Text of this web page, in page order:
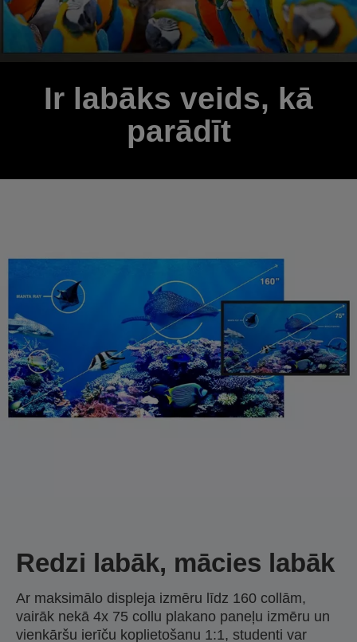
Ir labāks veids, kā
parādīt
Redzi labāk, mācies labāk
Ar maksimālo displeja izmēru līdz 160 collām,
vairāk nekā 4x 75 collu plakano paneļu izmēru un
vienkāršu ierīču koplietošanu 1:1, studenti var